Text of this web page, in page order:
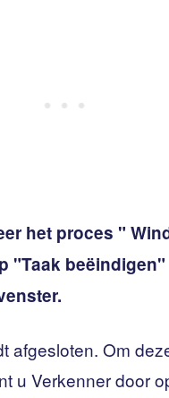
het proces "
"Taak beëindigen"
afgesloten. Om
u Verkenner door